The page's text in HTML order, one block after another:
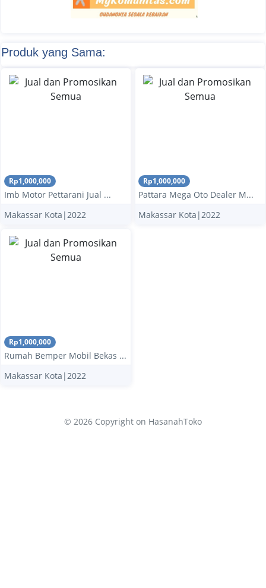
Produk yang Sama:
Rp1,000,000
Imb Motor Pettarani Jual ...
Makassar Kota|2022
Rp1,000,000
Pattara Mega Oto Dealer M...
Makassar Kota|2022
Rp1,000,000
Rumah Bemper Mobil Bekas ...
Makassar Kota|2022
© 2026 Copyright on HasanahToko